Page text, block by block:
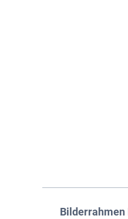
Bilderrahmen